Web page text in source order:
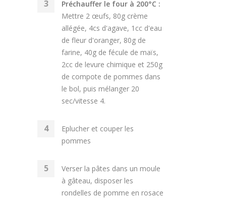
Préchauffer le four à 200°C :
Mettre 2 œufs, 80g crème
allégée, 4cs d'agave, 1cc d'eau
de fleur d'oranger, 80g de
farine, 40g de fécule de maïs,
2cc de levure chimique et 250g
de compote de pommes dans
le bol, puis mélanger 20
sec/vitesse 4.
Eplucher et couper les
pommes
Verser la pâtes dans un moule
à gâteau, disposer les
rondelles de pomme en rosace